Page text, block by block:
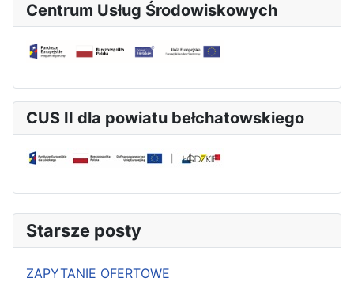
Centrum Usług Środowiskowych
CUS II dla powiatu bełchatowskiego
Starsze posty
ZAPYTANIE OFERTOWE